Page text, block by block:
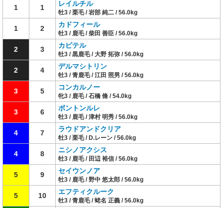
1 1 レイルチル
牡3 / 栗毛 / 岩部 純二 / 56.0kg
1 2 カドフィール
牡3 / 鹿毛 / 柴田 善臣 / 56.0kg
2 3 カピテル
牡3 / 黒鹿毛 / 大野 拓弥 / 56.0kg
2 4 デルマシトリン
牡3 / 青鹿毛 / 江田 照男 / 56.0kg
3 5 コンカルノー
牝3 / 鹿毛 / 石橋 脩 / 54.0kg
3 6 ボントンルレ
牡3 / 鹿毛 / 津村 明秀 / 56.0kg
4 7 ラウドアンドクリア
牡3 / 栗毛 / D.レーン / 56.0kg
4 8 ニシノアクシス
牡3 / 鹿毛 / 田辺 裕信 / 56.0kg
5 9 セイウンノア
牡3 / 鹿毛 / 野中 悠太郎 / 56.0kg
5 10 エフティクルーク
牡3 / 青鹿毛 / 蛯名 正義 / 56.0kg